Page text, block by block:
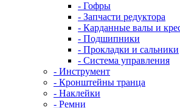
- Гофры
- Запчасти редуктора
- Карданные валы и
- Подшипники
- Прокладки и сальники
- Система управления
- Инструмент
- Кронштейны транца
- Наклейки
- Ремни